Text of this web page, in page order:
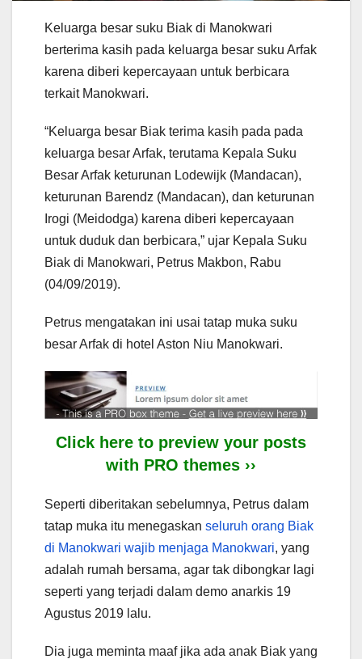
Keluarga besar suku Biak di Manokwari
berterima kasih pada keluarga besar suku Arfak
karena diberi kepercayaan untuk berbicara
terkait Manokwari.
“Keluarga besar Biak terima kasih pada pada
keluarga besar Arfak, terutama Kepala Suku
Besar Arfak keturunan Lodewijk (Mandacan),
keturunan Barendz (Mandacan), dan keturunan
Irogi (Meidodga) karena diberi kepercayaan
untuk duduk dan berbicara,” ujar Kepala Suku
Biak di Manokwari, Petrus Makbon, Rabu
(04/09/2019).
Petrus mengatakan ini usai tatap muka suku
besar Arfak di hotel Aston Niu Manokwari.
Click here to preview your posts
with PRO themes ››
Seperti diberitakan sebelumnya, Petrus dalam
tatap muka itu menegaskan seluruh orang Biak
di Manokwari wajib menjaga Manokwari, yang
adalah rumah bersama, agar tak dibongkar lagi
seperti yang terjadi dalam demo anarkis 19
Agustus 2019 lalu.
Dia juga meminta maaf jika ada anak Biak yang